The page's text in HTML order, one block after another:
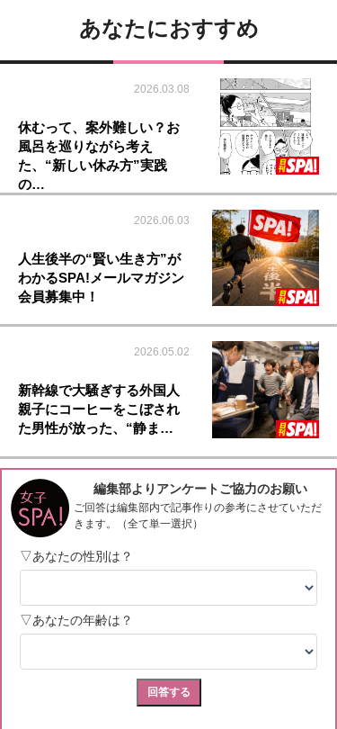
あなたにおすすめ
2026.03.08
休むって、案外難しい？お
風呂を巡りながら考え
た、“新しい休み方”実践
の…
2026.06.03
人生後半の“賢い生き方”が
わかるSPA!メールマガジン
会員募集中！
2026.05.02
新幹線で大騒ぎする外国人
親子にコーヒーをこぼされ
た男性が放った、“静ま…